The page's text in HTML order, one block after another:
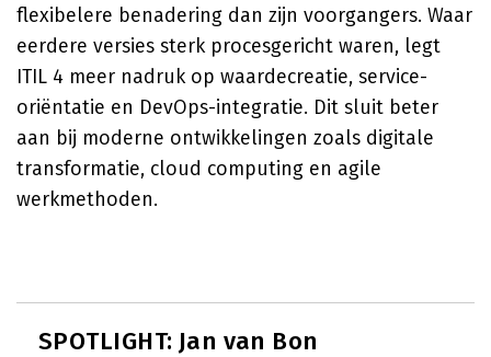
flexibelere benadering dan zijn voorgangers. Waar
eerdere versies sterk procesgericht waren, legt
ITIL 4 meer nadruk op waardecreatie, service-
oriëntatie en DevOps-integratie. Dit sluit beter
aan bij moderne ontwikkelingen zoals digitale
transformatie, cloud computing en agile
werkmethoden.
SPOTLIGHT: Jan van Bon